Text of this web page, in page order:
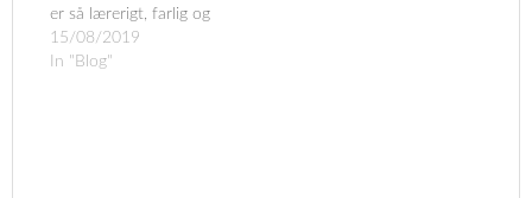
er så lærerigt, farlig og
rasende upopulært i
visse kredse, men
15/08/2019
In "Blog"